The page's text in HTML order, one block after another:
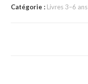
Catégorie : Livres 3–6 ans